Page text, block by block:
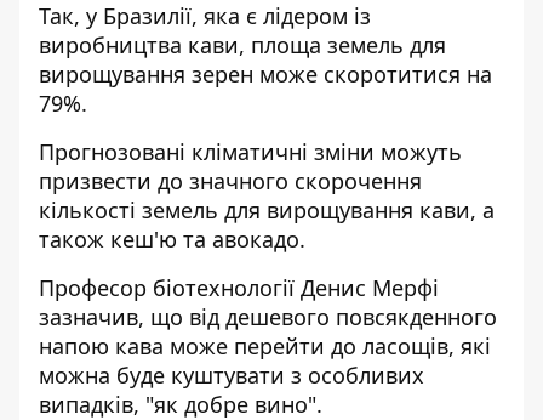
Так, у Бразилії, яка є лідером із
виробництва кави, площа земель для
вирощування зерен може скоротитися на
79%.
Прогнозовані кліматичні зміни можуть
призвести до значного скорочення
кількості земель для вирощування кави, а
також кеш'ю та авокадо.
Професор біотехнології Денис Мерфі
зазначив, що від дешевого повсякденного
напою кава може перейти до ласощів, які
можна буде куштувати з особливих
випадків, "як добре вино".